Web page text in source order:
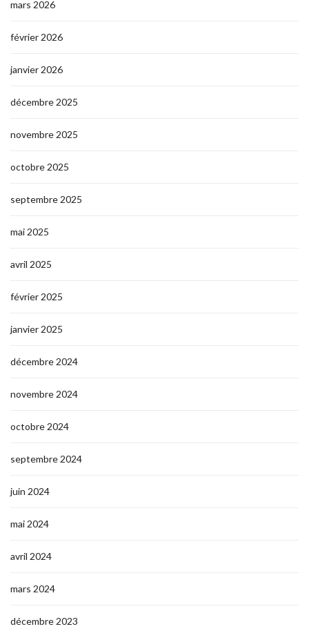
mars 2026
février 2026
janvier 2026
décembre 2025
novembre 2025
octobre 2025
septembre 2025
mai 2025
avril 2025
février 2025
janvier 2025
décembre 2024
novembre 2024
octobre 2024
septembre 2024
juin 2024
mai 2024
avril 2024
mars 2024
décembre 2023